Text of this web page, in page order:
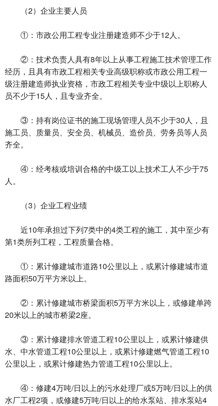
（2）企业主要人员
①：市政公用工程专业注册建造师不少于12人。
②：技术负责人具有8年以上从事工程施工技术管理工作
经历，且具有市政工程相关专业高级职称或市政公用工程一
级注册建造师执业资格，市政工程相关专业中级以上职称人
员不少于15人，且专业齐全。
③：持有岗位证书的施工现场管理人员不少于30人，且
施工员、质量员、安全员、机械员、造价员、劳务员等人员
齐全。
④：经考核或培训合格的中级工以上技术工人不少于75
人。
（3）企业工程业绩
近10年承担过下列7类中的4类工程的施工，其中至少有
第1类所列工程，工程质量合格。
①：累计修建城市道路10公里以上，或累计修建城市道
路面积50万平方米以上。
②：累计修建城市桥梁面积5万平方米以上，或修建单跨
20米以上的城市桥梁2座。
③：累计修建排水管道工程10公里以上，或累计修建供
水、中水管道工程10公里以上，或累计修建燃气管道工程10
公里以上，或累计修建热力管道工程10公里以上。
④：修建4万吨/日以上的污水处理厂或5万吨/日以上的供
水厂工程2项，或修建5万吨/日以上的给水泵站、排水泵站4